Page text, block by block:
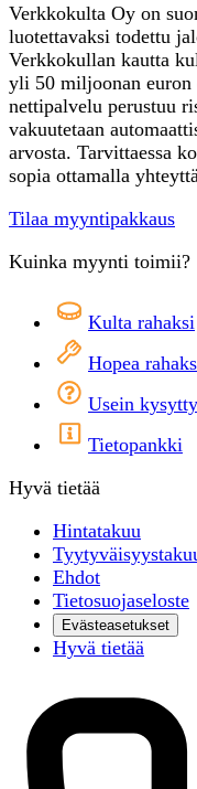
Verkkokulta Oy on
luotettavaksi todettu
Verkkokullan kautta
yli 50 miljoonan euron
nettipalvelu perustuu
vakuutetaan
arvosta. Tarvittaessa
sopia ottamalla
Tilaa myyntipakkaus
Kuinka myynti toimii?
Kulta rahaksi
Hopea
Usein
Tietopankki
Hyvä tietää
Hintatakuu
Ehdot
Tietosuojaseloste
Evästeasetukset
Hyvä tietää